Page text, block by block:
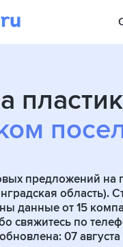
предложений на
область).
данные от15
свяжитесь по
07 августа